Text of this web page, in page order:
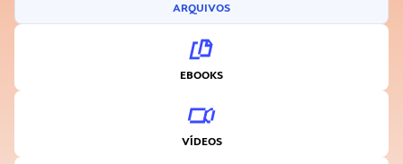
ARQUIVOS
EBOOKS
VÍDEOS